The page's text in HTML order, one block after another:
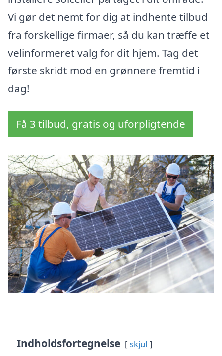
Vi gør det nemt for dig at indhente tilbud
fra forskellige firmaer, så du kan træffe et
velinformeret valg for dit hjem. Tag det
første skridt mod en grønnere fremtid i
dag!
Få 3 tilbud, gratis og uforpligtende
Indholdsfortegnelse skjul